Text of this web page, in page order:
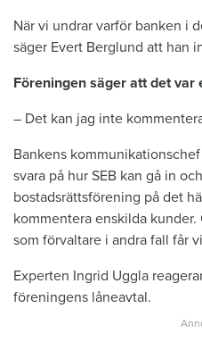
När vi undrar varför banken i
säger Evert Berglund att han
Föreningen säger att det
– Det kan jag inte
Bankens
svara på hur SEB kan gå in
bostadsrättsförening på det
kommentera enskilda
som förvaltare i andra fall får
Experten Ingrid Uggla
föreningens låneavtal.